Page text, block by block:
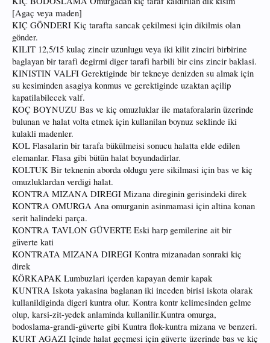
[Agaç veya maden]
KIÇ GÖNDERI Kiç tarafta sancak çekilmesi için dikilmis olan
gönder.
KILIT 12,5/15 kulaç zincir uzunlugu veya iki kilit zinciri birbirine
baglayan bir tarafi degirmi diger tarafi harbili bir cins zincir baklasi.
KINISTIN VALFI Gerektiginde bir tekneye denizden su almak için
su kesiminden asagiya konmus ve gerektiginde uzaktan açilip
kapatilabilecek valf.
KOÇ BOYNUZU Bas ve kiç omuzluklar ile mataforalarin üzerinde
bulunan ve halat volta etmek için kullanilan boynuz seklinde iki
kulakli madenler.
KOL Flasalarin bir tarafa bükülmeisi sonucu halatta elde edilen
elemanlar. Flasa gibi bütün halat boyundadirlar.
KOLTUK Bir teknenin aborda oldugu yere sikilmasi için bas ve kiç
omuzluklardan verdigi halat.
KONTRA MIZANA DIREGI Mizana direginin gerisindeki direk
KONTRA OMURGA Ana omurganin asinmamasi için altina konan
serit halindeki parça.
KONTRA TAVLON GÜVERTE Eski harp gemilerine ait bir
güverte kati
KONTRATA MIZANA DIREGI Kontra mizanadan sonraki kiç
direk
KÖRKAPAK Lumbuzlari içerden kapayan demir kapak
KUNTRA Iskota yakasina baglanan iki inceden birisi iskota olarak
kullanildiginda digeri kuntra olur. Kontra kontr kelimesinden gelme
olup, karsi-zit-yedek anlaminda kullanilir.Kuntra omurga,
bodoslama-grandi-güverte gibi Kuntra flok-kuntra mizana ve benzeri.
KURT AGAZI Içinde halat geçmesi için güverte üzerinde bas ve kiç